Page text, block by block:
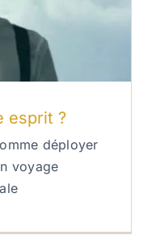
esprit ?
déployer
voyage